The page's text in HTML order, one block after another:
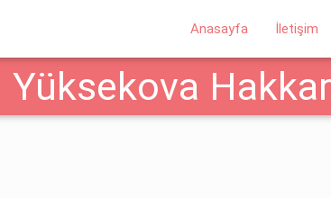
Anasayfa İletişim
Yüksekova